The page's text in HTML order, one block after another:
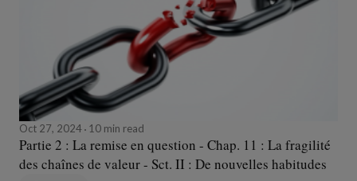
Oct 27, 2024 10 min read
Partie 2 : La remise en question - Chap. 11 : La fragilité
des chaînes de valeur - Sct. II : De nouvelles habitudes